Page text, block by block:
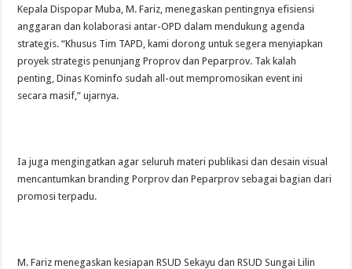
Kepala Dispopar Muba, M. Fariz, menegaskan pentingnya efisiensi
anggaran dan kolaborasi antar-OPD dalam mendukung agenda
strategis. “Khusus Tim TAPD, kami dorong untuk segera menyiapkan
proyek strategis penunjang Proprov dan Peparprov. Tak kalah
penting, Dinas Kominfo sudah all-out mempromosikan event ini
secara masif,” ujarnya.
Ia juga mengingatkan agar seluruh materi publikasi dan desain visual
mencantumkan branding Porprov dan Peparprov sebagai bagian dari
promosi terpadu.
M. Fariz menegaskan kesiapan RSUD Sekayu dan RSUD Sungai Lilin